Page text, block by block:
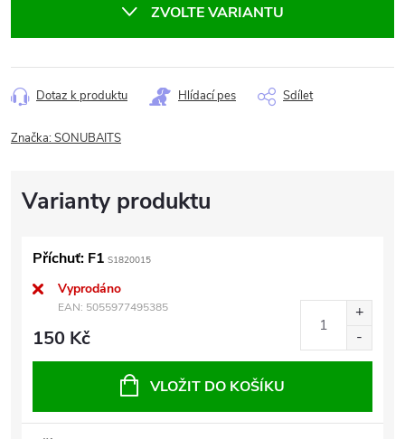
ZVOLTE VARIANTU
Dotaz k produktu Hlídací pes Sdílet
Značka:SONUBAITS
Příchuť: F1 S1820015
Vyprodáno
EAN: 5055977495385
150 Kč
VLOŽIT DO KOŠÍKU